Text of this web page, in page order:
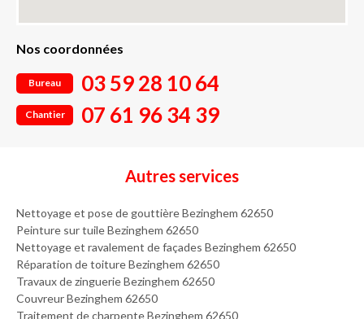
Nos coordonnées
Bureau 03 59 28 10 64
Chantier 07 61 96 34 39
Autres services
Nettoyage et pose de gouttière Bezinghem 62650
Peinture sur tuile Bezinghem 62650
Nettoyage et ravalement de façades Bezinghem 62650
Réparation de toiture Bezinghem 62650
Travaux de zinguerie Bezinghem 62650
Couvreur Bezinghem 62650
Traitement de charpente Bezinghem 62650